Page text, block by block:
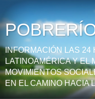
INFORMACIÓN LAS 24
LATINOAMÉRICA Y EL
MOVIMIENTOS
EN EL CAMINO HACIA